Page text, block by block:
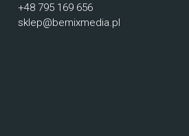
+48 795 169 656
sklep@bemixmedia.pl